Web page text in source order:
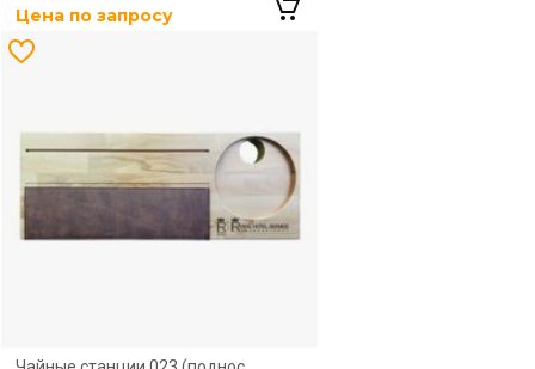
Цена по запросу
Цена по запросу